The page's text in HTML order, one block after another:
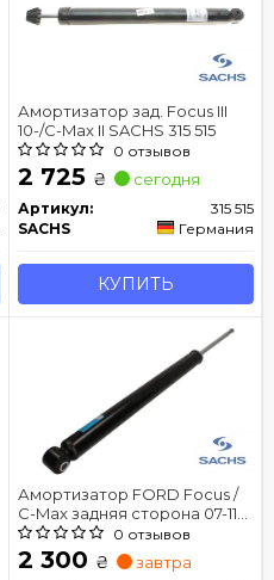
Амортизатор зад. Focus III
10-/C-Max II SACHS 315 515
0 отзывов
2 725 ₴ сегодня
Артикул:
315 515
SACHS
Германия
КУПИТЬ
Амортизатор FORD Focus /
C-Max задняя сторона 07-11
(Gas)
0 отзывов
2 300 ₴ завтра